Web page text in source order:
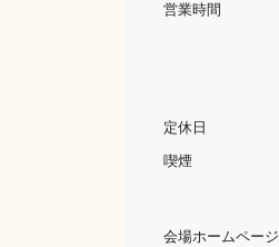
営業時間
定休日
喫煙
会場ホームページ